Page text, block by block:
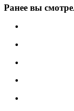
Ранее вы